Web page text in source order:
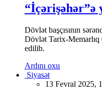
Dövlət başçısının
Dövlət Tarix-
edilib.
Ardını oxu
Siyasət
13 Fevral 2025,